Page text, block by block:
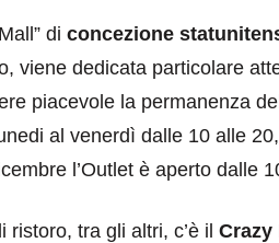
di concezione
viene dedicata particolare
piacevole la permanenza
al venerdì dalle 10 alle
l’Outlet è aperto dalle
ristoro, tra gli altri, c’è il Crazy